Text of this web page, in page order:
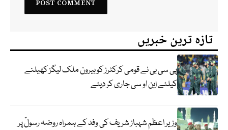
تازہ ترین خبریں
پی سی بی نے قومی کرکٹرز کو بیرون ملک لیگز کھیلنے
کیلئے این او سی جاری کر دیئے
وزیر اعظم شہباز شریف کی وفد کے ہمراہ روضہ رسولؐ پر